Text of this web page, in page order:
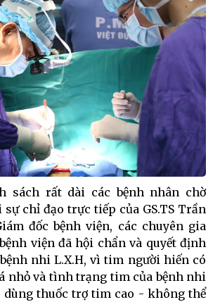
sách rất dài các bệnh nhân chờ
chỉ đạo trực tiếp của GS.TS Trần
đốc bệnh viện, các chuyên gia
viện đã hội chẩn và quyết định
nhi L.X.H, vì tim người hiến có
nhỏ và tình trạng tim của bệnh nhi
thuốc trợ tim cao - không thể